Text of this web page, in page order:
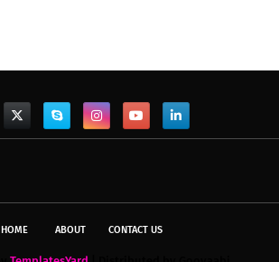
HOME ABOUT CONTACT US